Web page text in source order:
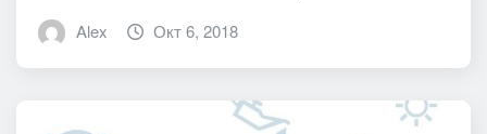
Alex Окт 6, 2018